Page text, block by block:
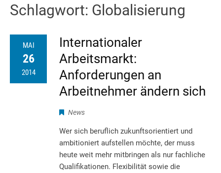
Schlagwort: Globalisierung
MAI
26
2014
Internationaler
Arbeitsmarkt:
Anforderungen an
Arbeitnehmer ändern sich
News
Wer sich beruflich zukunftsorientiert und
ambitioniert aufstellen möchte, der muss
heute weit mehr mitbringen als nur fachliche
Qualifikationen. Flexibilität sowie die